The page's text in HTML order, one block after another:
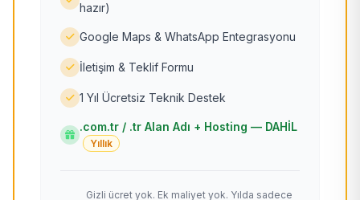
hazır)
Google Maps & WhatsApp Entegrasyonu
İletişim & Teklif Formu
1 Yıl Ücretsiz Teknik Destek
.com.tr / .tr Alan Adı + Hosting — DAHİL
Yıllık
Gizli ücret yok. Ek maliyet yok. Yılda sadece